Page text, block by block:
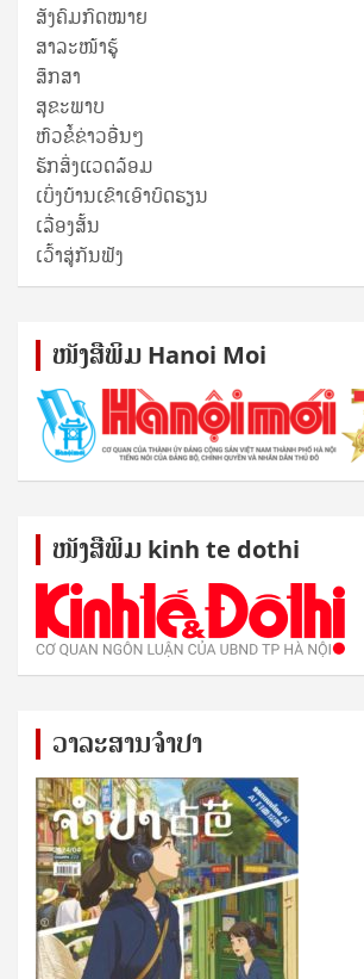
ສັງຄົມກົດໝາຍ
ສາລະໜ້າຮູ້
ສຶກສາ
ສຸ​ຂະ​ພາບ
ຫົວຂໍ້ຂ່າວອື່ນໆ
ຮັກສິ່ງແວດລ້ອມ
ເບິ່ງບ້ານເຂົາເອົາບົດຮຽນ
ເລື່ອງສັ້ນ
ເວົ້າສູ່ກັນຟັງ
ໜັງ​ສື​ພິມ Hanoi Moi
ໜັງ​ສື​ພິມ kinh te dothi
ວາລະສານຈຳປາ